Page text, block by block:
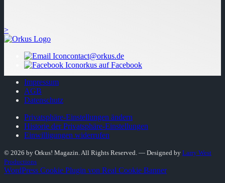
>
contact@orkus.de
orkus auf Facebook
Impressum
AGB
Datenschutz
Privatsphäre-Einstellungen ändern
Historie der Privatsphäre-Einstellungen
Einwilligungen widerrufen
© 2026 by Orkus! Magazin. All Rights Reserved. ― Designed by Larry West
Productions
WordPress Cookie Plugin von Real Cookie Banner